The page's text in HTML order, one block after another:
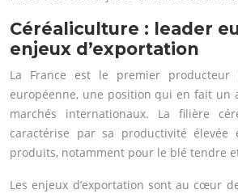
Céréaliculture : leader
enjeux d’exportation
La France est le premier producteur
européenne, une position qui en fait un
marchés internationaux. La filière
caractérise par sa productivité
produits, notamment pour le blé tendre et
Les enjeux d’exportation sont au cœur